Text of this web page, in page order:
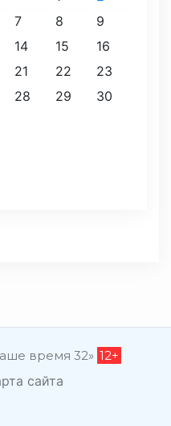
7 8
9
14 15
16
21 22
23
28 29
30
время 32» 12+
сайта